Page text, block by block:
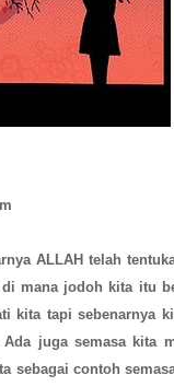
ALLAH telah
mana jodoh kita itu
kita tapi sebenarnya
juga semasa kita
sebagai contoh